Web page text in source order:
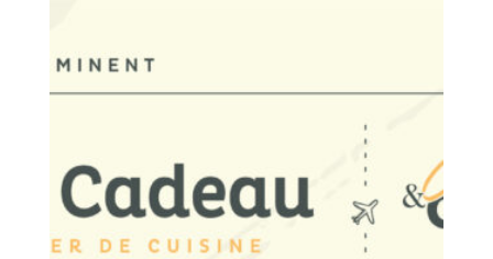
pcs)